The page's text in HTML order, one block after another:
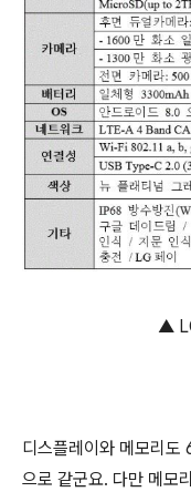
▲
디스플레이와 메모리
으로 같군요. 다만 메모